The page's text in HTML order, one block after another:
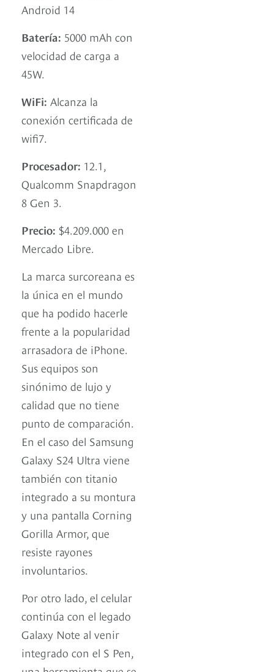
Android 14
Batería: 5000 mAh con
velocidad de carga a
45W.
WiFi: Alcanza la
conexión certificada de
wifi7.
Procesador: 12.1,
Qualcomm Snapdragon
8 Gen 3.
Precio: $4.209.000 en
Mercado Libre.
La marca surcoreana es
la única en el mundo
que ha podido hacerle
frente a la popularidad
arrasadora de iPhone.
Sus equipos son
sinónimo de lujo y
calidad que no tiene
punto de comparación.
En el caso del Samsung
Galaxy S24 Ultra viene
también con titanio
integrado a su montura
y una pantalla Corning
Gorilla Armor, que
resiste rayones
involuntarios.
Por otro lado, el celular
continúa con el legado
Galaxy Note al venir
integrado con el S Pen,